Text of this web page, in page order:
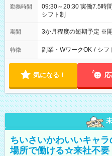
勤務時間
09:30～20:30 実働7.5時間／休憩1.5時間 営業時間に合わせた
シフト制
期間 3か月程度の短期予定 ※
特徴 副業・WワークOK / シフ
気になる！
ちいさいかわいいキャ
場所で働ける☆来社不要